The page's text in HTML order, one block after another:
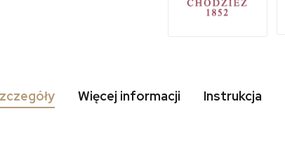
Więcej informacji Instrukcja